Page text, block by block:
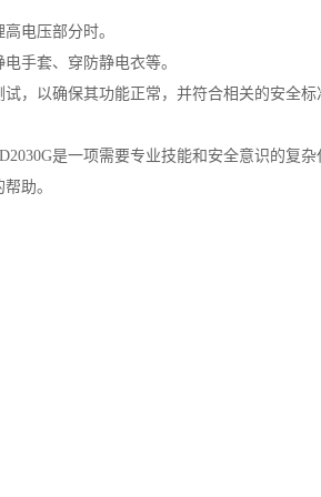
电压部分时。
手套、穿防静电衣等。
，以确保其功能正常，并符合相关的安全标
是一项需要专业技能和安全意识的复杂
助。